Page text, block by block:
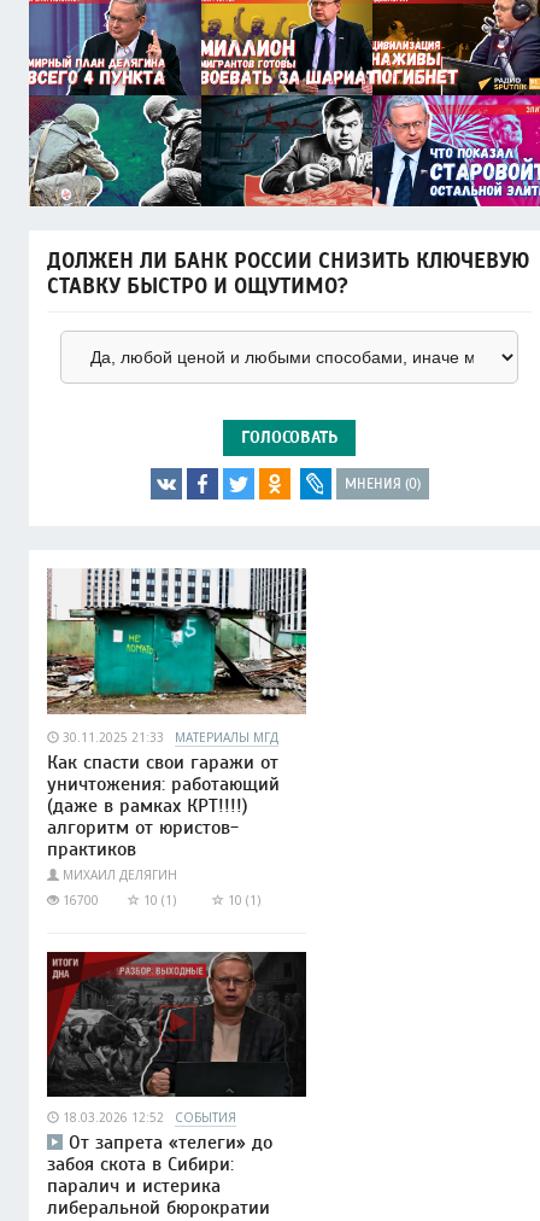
ДОЛЖЕН ЛИ БАНК РОССИИ СНИЗИТЬ КЛЮЧЕВУЮ
СТАВКУ БЫСТРО И ОЩУТИМО?
ГОЛОСОВАТЬ
МНЕНИЯ (0)
30.11.2025 21:33 МАТЕРИАЛЫ МГД
Как спасти свои гаражи от
уничтожения: работающий
(даже в рамках КРТ!!!!)
алгоритм от юристов-
практиков
МИХАИЛ ДЕЛЯГИН
16700
10 (1) 10 (1)
18.03.2026 12:52 СОБЫТИЯ
От запрета «телеги» до
забоя скота в Сибири:
паралич и истерика
либеральной бюрократии